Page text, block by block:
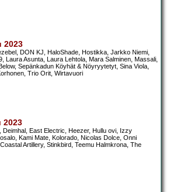
2023
DON KJ, HaloShade, Hostikka, Jarkko Niemi,
Laura Asunta, Laura Lehtola, Mara Salminen, Massali,
Sepänkadun Köyhät & Nöyryytetyt, Sina Viola,
Trio Orit, Wirtavuori
2023
Deimhal, East Electric, Heezer, Hullu ovi, Izzy
Kami Mate, Kolorado, Nicolas Dolce, Onni
Artillery, Stinkbird, Teemu Halmkrona, The